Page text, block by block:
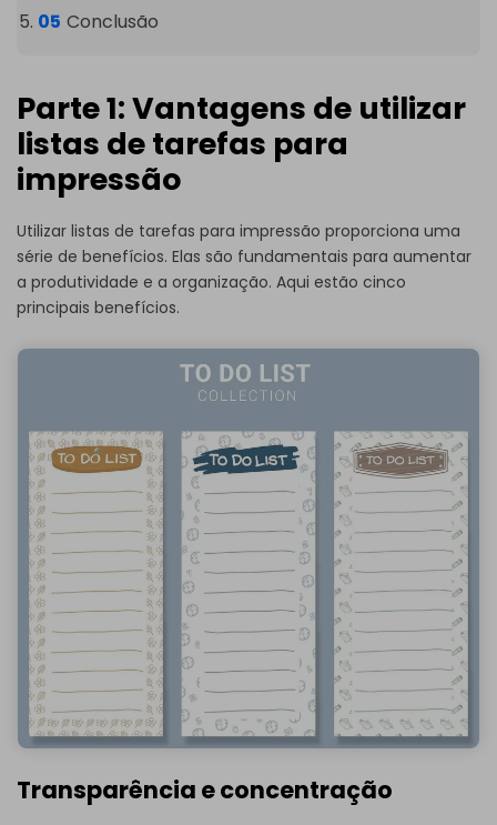
Conclusão
Parte 1: Vantagens de utilizar
listas de tarefas para
impressão
Utilizar listas de tarefas para impressão proporciona uma
série de benefícios. Elas são fundamentais para aumentar
a produtividade e a organização. Aqui estão cinco
principais benefícios.
Transparência e concentração